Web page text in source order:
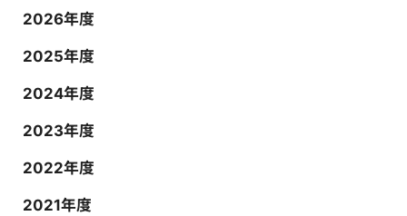
2026年度
2025年度
2024年度
2023年度
2022年度
2021年度